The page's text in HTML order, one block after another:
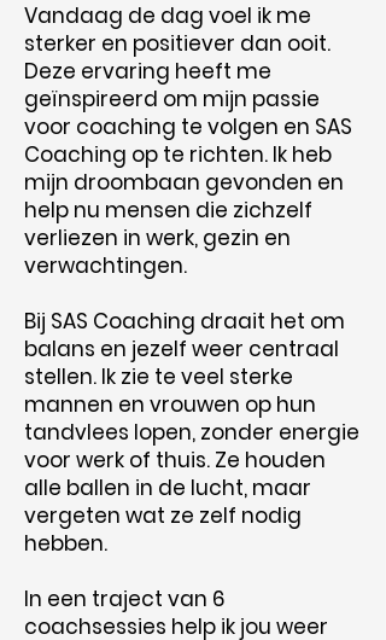
Vandaag de dag voel ik me
sterker en positiever dan ooit.
Deze ervaring heeft me
geïnspireerd om mijn passie
voor coaching te volgen en SAS
Coaching op te richten. Ik heb
mijn droombaan gevonden en
help nu mensen die zichzelf
verliezen in werk, gezin en
verwachtingen.
Bij SAS Coaching draait het om
balans en jezelf weer centraal
stellen. Ik zie te veel sterke
mannen en vrouwen op hun
tandvlees lopen, zonder energie
voor werk of thuis. Ze houden
alle ballen in de lucht, maar
vergeten wat ze zelf nodig
hebben.
In een traject van 6
coachsessies help ik jou weer